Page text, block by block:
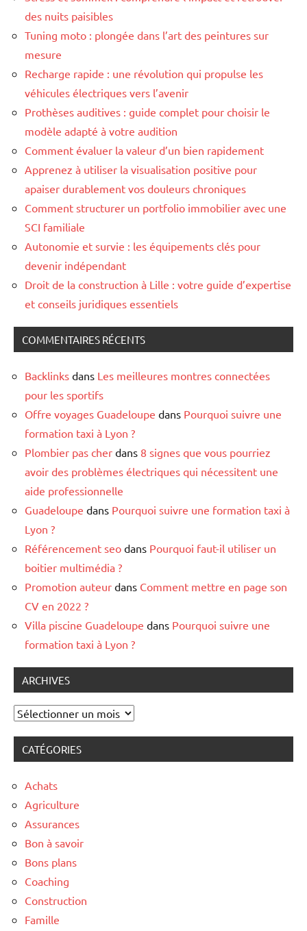
des nuits paisibles
Tuning moto : plongée dans l’art des peintures sur
mesure
Recharge rapide : une révolution qui propulse les
véhicules électriques vers l’avenir
Prothèses auditives : guide complet pour choisir le
modèle adapté à votre audition
Comment évaluer la valeur d’un bien rapidement
Apprenez à utiliser la visualisation positive pour
apaiser durablement vos douleurs chroniques
Comment structurer un portfolio immobilier avec une
SCI familiale
Autonomie et survie : les équipements clés pour
devenir indépendant
Droit de la construction à Lille : votre guide d’expertise
et conseils juridiques essentiels
COMMENTAIRES RÉCENTS
Backlinks dans Les meilleures montres connectées
pour les sportifs
Offre voyages Guadeloupe dans Pourquoi suivre une
formation taxi à Lyon ?
Plombier pas cher dans 8 signes que vous pourriez
avoir des problèmes électriques qui nécessitent une
aide professionnelle
Guadeloupe dans Pourquoi suivre une formation taxi à
Lyon ?
Référencement seo dans Pourquoi faut-il utiliser un
boitier multimédia ?
Promotion auteur dans Comment mettre en page son
CV en 2022 ?
Villa piscine Guadeloupe dans Pourquoi suivre une
formation taxi à Lyon ?
ARCHIVES
Archives
CATÉGORIES
Achats
Agriculture
Assurances
Bon à savoir
Bons plans
Coaching
Construction
Famille